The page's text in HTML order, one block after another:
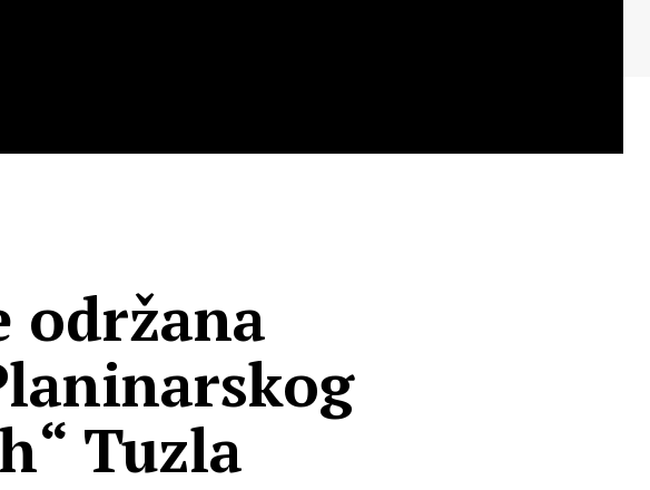
održana
Tuzla